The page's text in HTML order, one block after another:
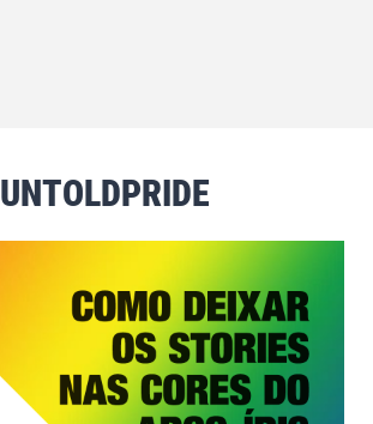
UNTOLDPRIDE